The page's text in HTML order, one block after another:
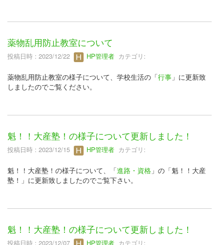
薬物乱用防止教室について
投稿日時 : 2023/12/22 HP管理者 カテゴリ:
薬物乱用防止教室の様子について、学校生活の「行事 」に更新致
しましたのでご覧ください。
魁！！大産塾！の様子について更新しました！
投稿日時 : 2023/12/15 HP管理者 カテゴリ:
魁！！大産塾！の様子について、「進路・資格 」の「魁！！大産
塾！」に更新致しましたのでご覧下さい。
魁！！大産塾！の様子について更新しました！
投稿日時 : 2023/12/07 HP管理者 カテゴリ: